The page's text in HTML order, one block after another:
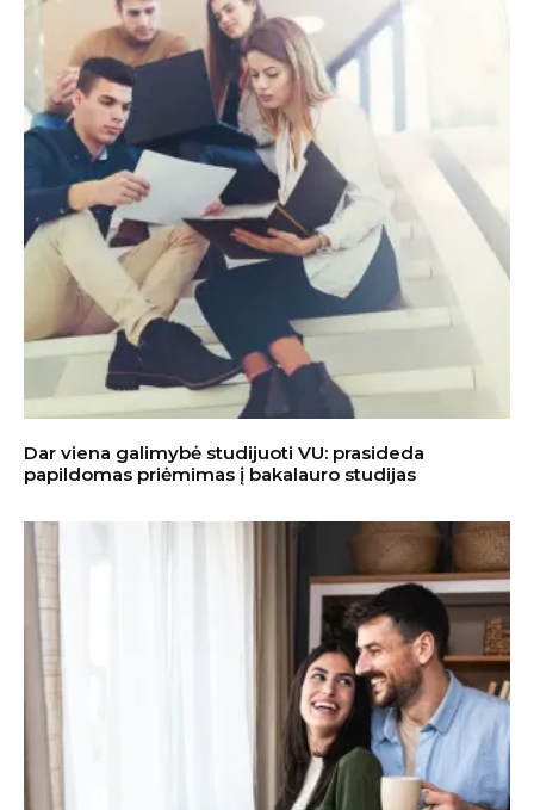
Dar viena galimybė studijuoti VU: prasideda
papildomas priėmimas į bakalauro studijas